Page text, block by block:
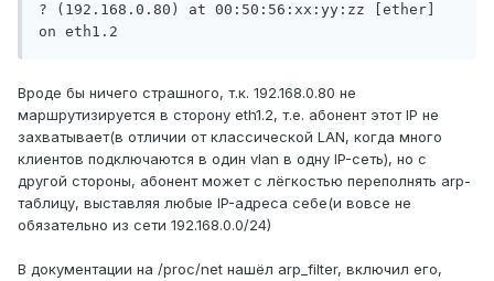
? (192.168.0.80) at 00:50:56:xx:yy:zz [ether]
on eth1.2
Вроде бы ничего страшного, т.к. 192.168.0.80 не
маршрутизируется в сторону eth1.2, т.е. абонент этот IP не
захватывает(в отличии от классической LAN, когда много
клиентов подключаются в один vlan в одну IP-сеть), но с
другой стороны, абонент может с лёгкостью переполнять arp-
таблицу, выставляя любые IP-адреса себе(и вовсе не
обязательно из сети 192.168.0.0/24)
В документации на /proc/net нашёл arp_filter, включил его,